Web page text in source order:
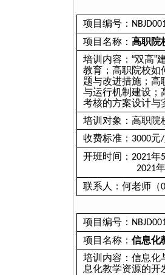
项目编号：
项目名称： 高职院
培训内容：“双高”
教育；高职院校如
题与改进措施；高
与运行机制建设；
考核的方案设计与
培训对象：高职院
收费标准： 3000元/
开班时间： 2021年5
2021年
联系人：何老师（
项目编号：
项目名称： 信息化
培训内容：信息化
息化教学资源的开